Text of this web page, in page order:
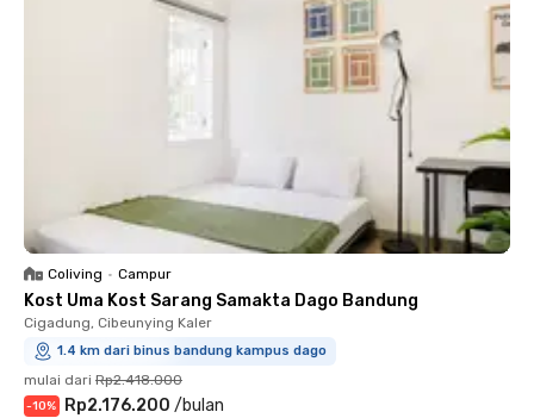
Coliving • Campur
Kost Uma Kost Sarang Samakta Dago Bandung
Cigadung, Cibeunying Kaler
1.4 km dari binus bandung kampus dago
mulai dari Rp2.418.000
-10% Rp2.176.200 /bulan